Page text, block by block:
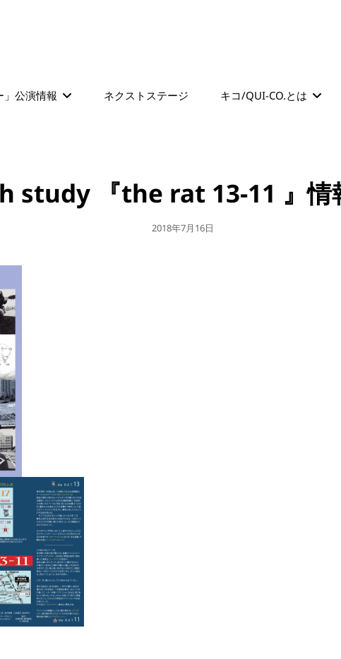
公演情報 ネクストステージ キコ/QUI-CO.とは
study 『the rat 13-11 』
公
2018年7月16日